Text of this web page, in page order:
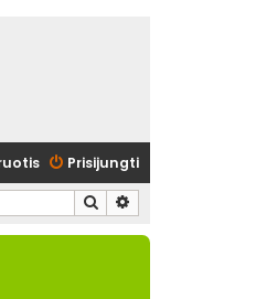
Prisijungti
Ieškoti